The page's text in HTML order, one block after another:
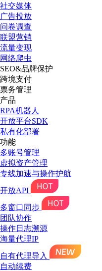
社交媒体
广告投放
问卷调查
联盟营销
流量变现
网络爬虫
SEO&品牌保护
跨境支付
票务管理
产品
RPA机器人
开放平台SDK
私有化部署
功能
多账号管理
虚拟资产管理
专线加速与操作护航
开放API
多窗口同步
团队协作
操作日志溯源
海量代理IP
自有代理导入
自动续费